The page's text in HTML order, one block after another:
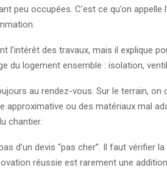
peu occupées. C’est ce qu’on
l’intérêt des travaux, mais il explique
du logement ensemble : isolation,
au rendez-vous. Sur le terrain,
ou des matériaux mal
chantier.
d’un devis “pas cher”. Il faut vérifier
réussie est rarement une